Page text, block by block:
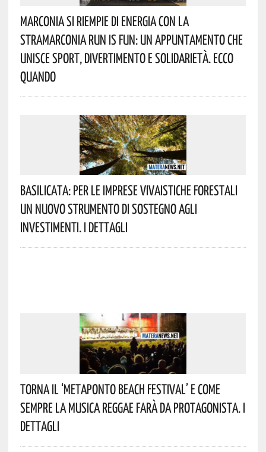
Marconia Si Riempie Di Energia Con La
StraMarconia Run Is Fun: Un Appuntamento Che
Unisce Sport, Divertimento E Solidarietà. Ecco
Quando
Basilicata: Per Le Imprese Vivaistiche Forestali
Un Nuovo Strumento Di Sostegno Agli
Investimenti. I Dettagli
Torna Il ‘Metaponto Beach Festival’ E Come
Sempre La Musica Reggae Farà Da Protagonista. I
Dettagli